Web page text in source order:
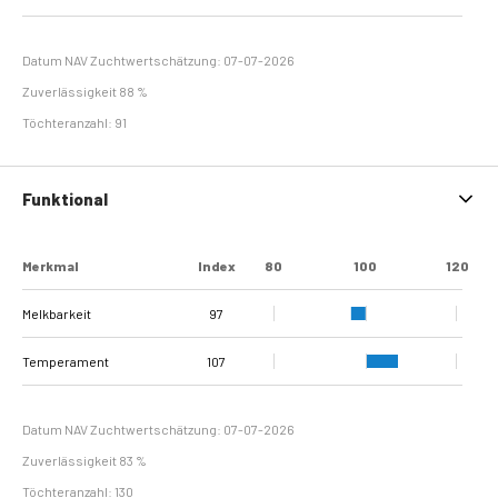
Datum NAV Zuchtwertschätzung: 07-07-2026
Zuverlässigkeit 88 %
Töchteranzahl: 91
Funktional
Merkmal Index 80 100 120
Melkbarkeit 97
Temperament 107
Datum NAV Zuchtwertschätzung: 07-07-2026
Zuverlässigkeit 83 %
Töchteranzahl: 130